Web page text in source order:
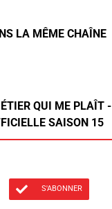
LA MÊME CHAÎNE
QUI ME PLAÎT -
SAISON 15
S'ABONNER